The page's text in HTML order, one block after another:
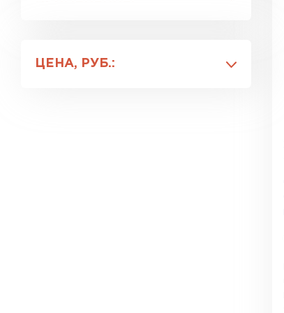
Для стен
ЦЕНА, РУБ.:
Утеплитель Урса